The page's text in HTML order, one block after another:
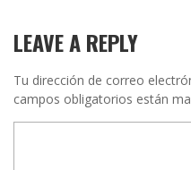
LEAVE A REPLY
Tu dirección de correo
campos obligatorios están